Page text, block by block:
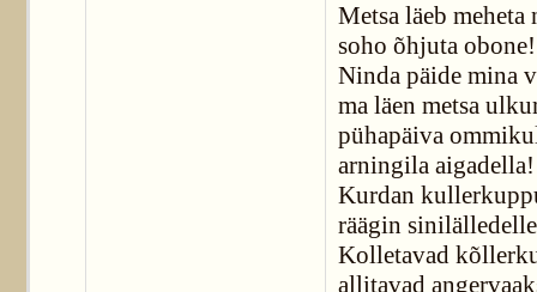
Metsa läeb meheta
soho õhjuta obone!
Ninda päide mina
ma läen metsa
pühapäiva
arningila aigadella!
Kurdan
räägin
Kolletavad
allitavad